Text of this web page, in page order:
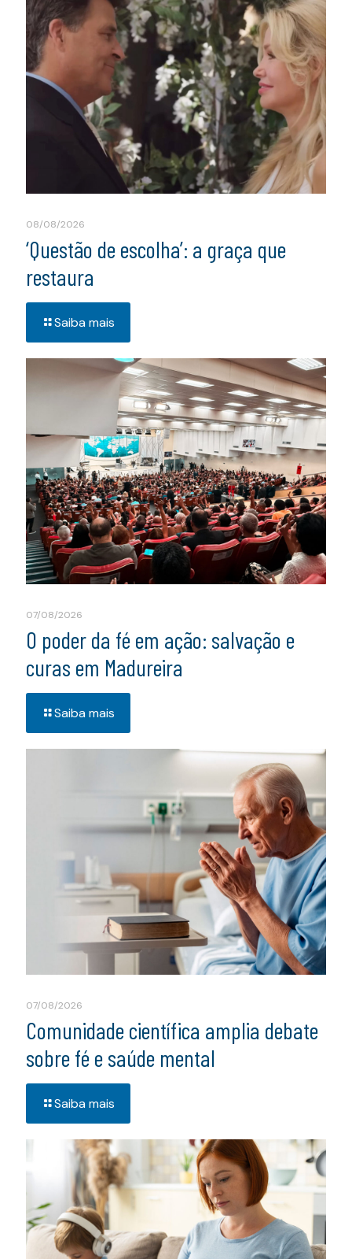
08/08/2026
‘Questão de escolha’: a graça que
restaura
Saiba mais
07/08/2026
O poder da fé em ação: salvação e
curas em Madureira
Saiba mais
07/08/2026
Comunidade científica amplia debate
sobre fé e saúde mental
Saiba mais